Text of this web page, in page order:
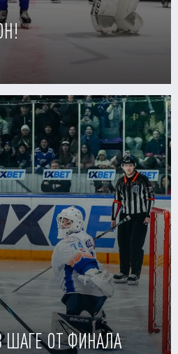
ШАГЕ ОТ ФИНАЛА